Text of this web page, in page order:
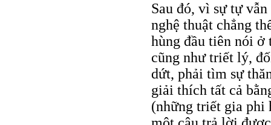
Sau đó, vì sự tự
nghệ thuật chẳng
hùng đầu tiên nói ở
cũng như triết lý,
dứt, phải tìm sự
giải thích tất cả
(những triết gia phi